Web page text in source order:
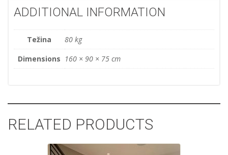
ADDITIONAL INFORMATION
Težina
80 kg
Dimensions 160 × 90 × 75 cm
RELATED PRODUCTS